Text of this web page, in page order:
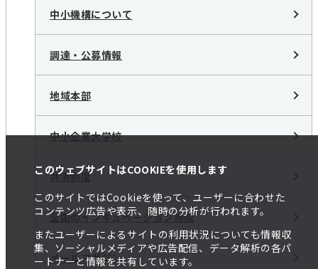
このウェブサイトはCOOKIEを使用します
このサイトではCookieを使って、ユーザーに合わせた
コンテンツ広告や表示、随時の分析が行われます。
またユーザーによるサイトの利用状況についても情報収
集、ソーシャルメディアや広告配信、データ解析の各パ
ートナーと情報を共有しています。
中小機構について
調達・公募情報
地域本部
中小企業大学校
共済制度
全国のインキュベーション施設
メールマガジン